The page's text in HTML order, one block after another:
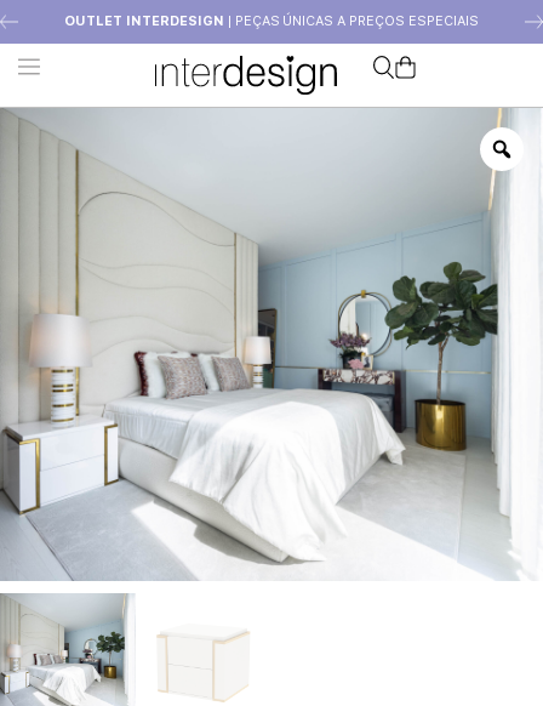
OUTLET INTERDESIGN | PEÇAS ÚNICAS A PREÇOS ESPECIAIS